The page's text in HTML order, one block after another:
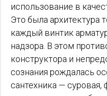
использование в
Это была архитектура
каждый винтик
надзора. В этом
конструктора и
сознания рождалась
сантехника — суровая,